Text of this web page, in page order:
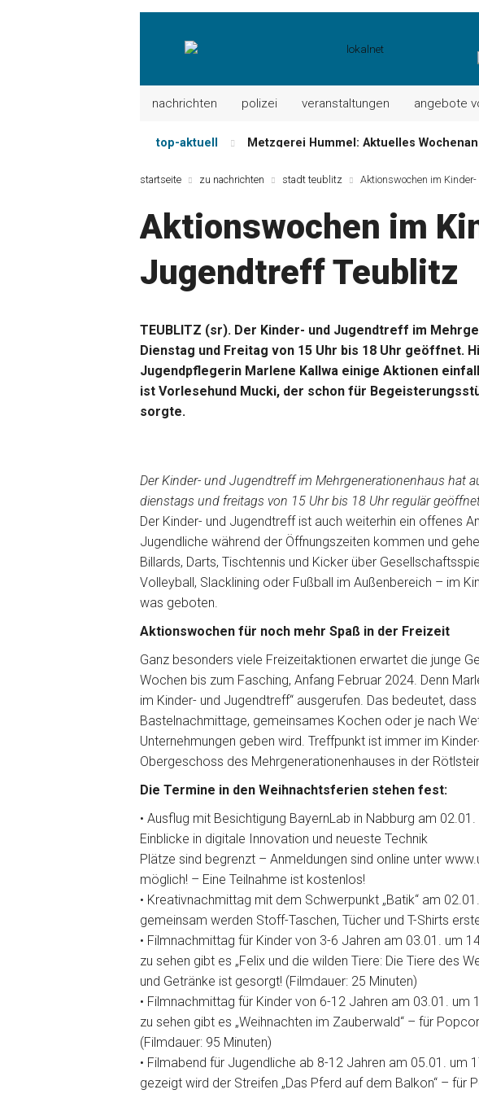
nachrichten polizei veranstaltungen angebote
top-aktuell Mayerhof Schirndorf aktuell:
Maxhütter Fischladen: Unser aktuelles
Nutzen Sie aktuelle Angebote Ihrer
Metzgerei Hummel: Aktuelles
startseite zu nachrichten stadt teublitz Aktionswochen im
Aktionswochen im
Jugendtreff Teublitz
TEUBLITZ (sr). Der Kinder- und Jugendtreff im
Dienstag und Freitag von 15 Uhr bis 18 Uhr geöffnet.
Jugendpflegerin Marlene Kallwa einige Aktionen
ist Vorlesehund Mucki, der schon für
sorgte.
Der Kinder- und Jugendtreff im Mehrgenerationenhaus hat
dienstags und freitags von 15 Uhr bis 18 Uhr regulär
Der Kinder- und Jugendtreff ist auch weiterhin ein offenes
Jugendliche während der Öffnungszeiten kommen und
Billards, Darts, Tischtennis und Kicker über
Volleyball, Slacklining oder Fußball im Außenbereich – im
was geboten.
Aktionswochen für noch mehr Spaß in der Freizeit
Ganz besonders viele Freizeitaktionen erwartet die junge
Wochen bis zum Fasching, Anfang Februar 2024. Denn
im Kinder- und Jugendtreff“ ausgerufen. Das bedeutet,
Bastelnachmittage, gemeinsames Kochen oder je nach
Unternehmungen geben wird. Treffpunkt ist immer im
Obergeschoss des Mehrgenerationenhauses in der
Die Termine in den Weihnachtsferien stehen fest:
• Ausflug mit Besichtigung BayernLab in Nabburg am
Einblicke in digitale Innovation und neueste Technik
Plätze sind begrenzt – Anmeldungen sind online unter
möglich! – Eine Teilnahme ist kostenlos!
• Kreativnachmittag mit dem Schwerpunkt „Batik“ am
gemeinsam werden Stoff-Taschen, Tücher und T-Shirts
• Filmnachmittag für Kinder von 3-6 Jahren am 03.01. um
zu sehen gibt es „Felix und die wilden Tiere: Die Tiere des
und Getränke ist gesorgt! (Filmdauer: 25 Minuten)
• Filmnachmittag für Kinder von 6-12 Jahren am 03.01. um
zu sehen gibt es „Weihnachten im Zauberwald“ – für
(Filmdauer: 95 Minuten)
• Filmabend für Jugendliche ab 8-12 Jahren am 05.01. um
gezeigt wird der Streifen „Das Pferd auf dem Balkon“ – für